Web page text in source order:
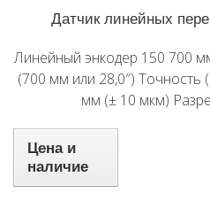
Датчик линейных
Линейный энкодер 150 700
(700 мм или 28,0″) Точность
мм (± 10 мкм)
Цена и
наличие